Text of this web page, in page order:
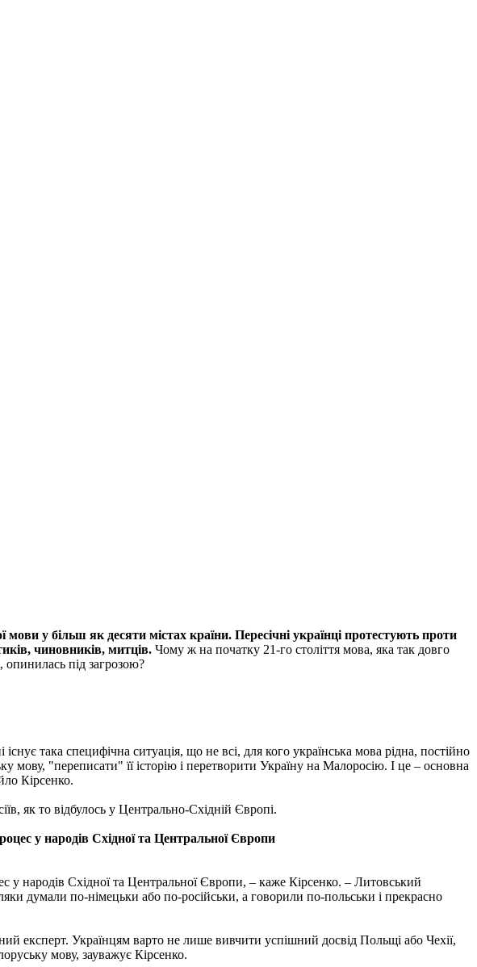
у більш як десяти містах країни. Пересічні українці протестують проти
чиновників, митців. Чому ж на початку 21-го століття мова, яка так довго
опинилась під загрозою?
така специфічна ситуація, що не всі, для кого українська мова рідна, постійно
мову, "переписати" її історію і перетворити Україну на Малоросію. І це – основна
Кірсенко.
як то відбулось у Центрально-Східній Європі.
у народів Східної та Центральної Європи
у народів Східної та Центральної Європи, – каже Кірсенко. – Литовський
думали по-німецьки або по-російськи, а говорили по-польськи і прекрасно
експерт. Українцям варто не лише вивчити успішний досвід Польщі або Чехії,
мову, зауважує Кірсенко.